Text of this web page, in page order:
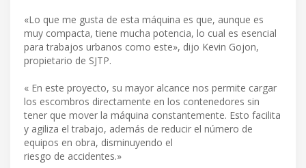
«Lo que me gusta de esta máquina es que, aunque es
muy compacta, tiene mucha potencia, lo cual es esencial
para trabajos urbanos como este», dijo Kevin Gojon,
propietario de SJTP.
« En este proyecto, su mayor alcance nos permite cargar
los escombros directamente en los contenedores sin
tener que mover la máquina constantemente. Esto facilita
y agiliza el trabajo, además de reducir el número de
equipos en obra, disminuyendo el
riesgo de accidentes.»